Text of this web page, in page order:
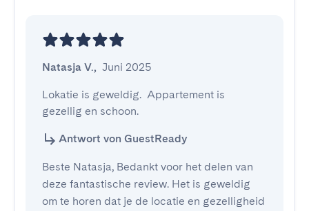
Natasja V., Juni 2025
Lokatie is geweldig.  Appartement is
gezellig en schoon.
Antwort von GuestReady
Beste Natasja, Bedankt voor het delen van
deze fantastische review. Het is geweldig
om te horen dat je de locatie en gezelligheid